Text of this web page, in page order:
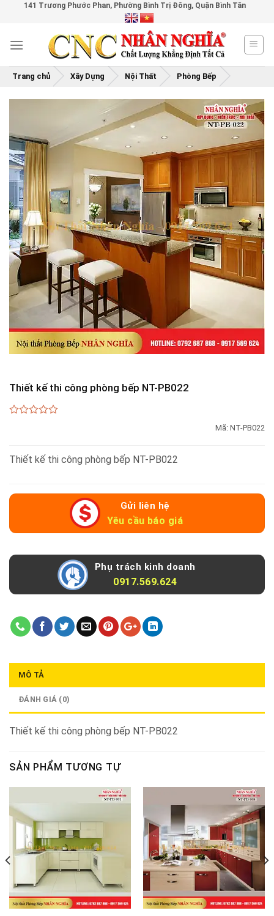
content
141 Trương Phước Phan, Phường Bình Trị Đông, Quận Bình Tân
Trang chủ Xây Dựng Nội Thất Phòng Bếp
Thiết kế thi công phòng bếp NT-PB022
5
Mã:NT-PB022
Thiết kế thi công phòng bếp NT-PB022
Gửi liên hệ
Yêu cầu báo giá
Phụ trách kinh doanh
0917.569.624
MÔ TẢ
ĐÁNH GIÁ (0)
Thiết kế thi công phòng bếp NT-PB022
SẢN PHẨM TƯƠNG TỰ